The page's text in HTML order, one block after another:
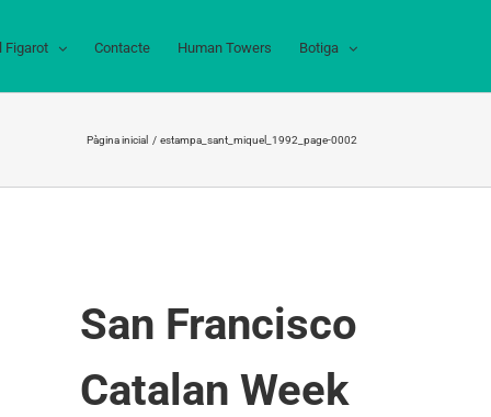
Figarot Contacte Human Towers Botiga
Pàgina inicial estampa_sant_miquel_1992_page-0002
San Francisco
Catalan Week